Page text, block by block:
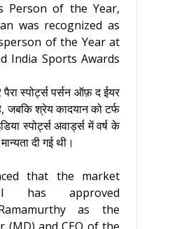
Person of the Year,
was recognized as
of the Year at
India Sports Awards
स्पोर्ट्स पर्सन ऑफ़ द ईयर
जबकि श्रेय कादयान को टर्फ
स्पोर्ट्स अवार्ड्स में वर्ष के
दी गई थी।
that the market
has approved
as the